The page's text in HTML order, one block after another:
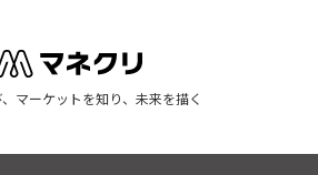
マーケットを知り、未来を描く